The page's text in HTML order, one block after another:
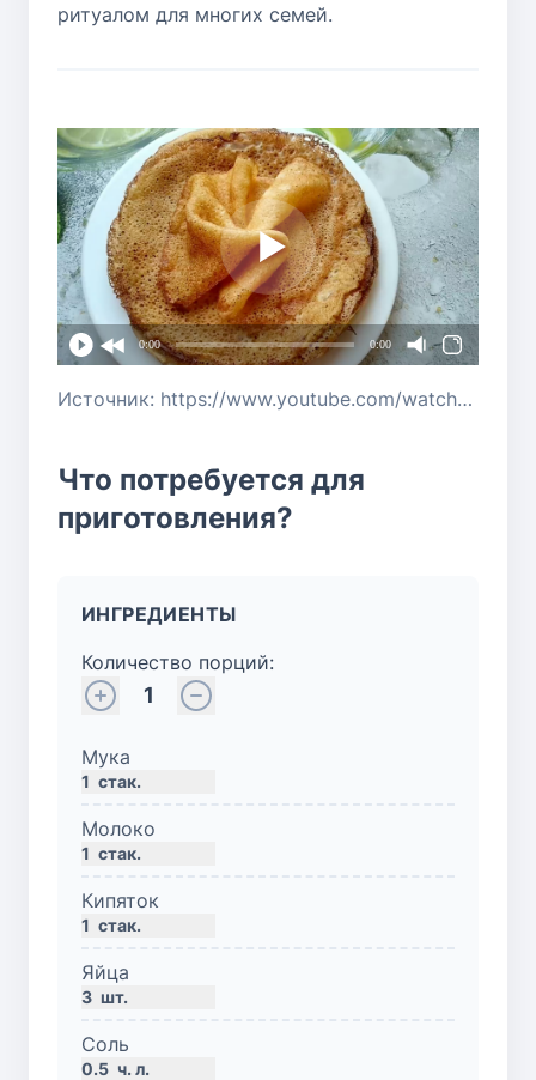
ритуалом для многих семей.
0:00 0:00
Источник: https://www.youtube.com/watch?v=MrFMhjEAe20
Что потребуется для
приготовления?
ИНГРЕДИЕНТЫ
Количество порций:
1
Мука
1 стак.
Молоко
1 стак.
Кипяток
1 стак.
Яйца
3 шт.
Соль
0.5 ч. л.